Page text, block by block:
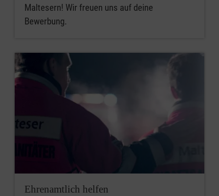
Maltesern! Wir freuen uns auf deine
Bewerbung.
Ehrenamtlich helfen